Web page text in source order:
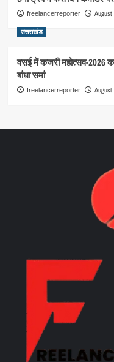
freelancerreporter August
उत्तराखंड
वसई में कजरी महोत्सव-2026
बांधा समां
freelancerreporter August